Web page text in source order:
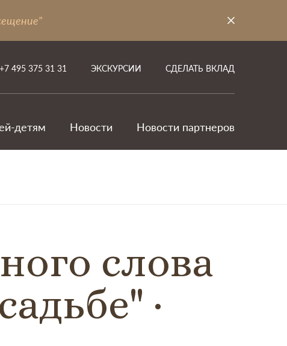
+7 495 375 31 31 ЭКСКУРСИИ СДЕЛАТЬ ВКЛАД
детям Новости Новости партнеров
слова